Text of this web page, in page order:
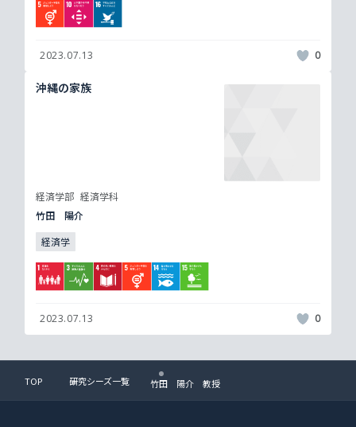
2023.07.13 0
沖縄の家族
経済学部 経済学科
竹田 陽介
経済学
2023.07.13 0
TOP 研究シーズ一覧 竹田 陽介 教授